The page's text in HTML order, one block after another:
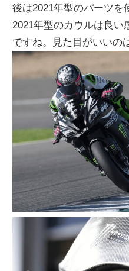
後は2021年型のパーツを
2021年型のカウルは良い
ですね。見た目がいいの